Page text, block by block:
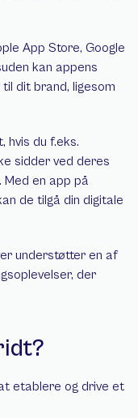
App Store, Google
kan appens
dit brand, ligesom
hvis du f.eks.
sidder ved deres
en app på
de tilgå din digitale
understøtter en af
der
etablere og drive et